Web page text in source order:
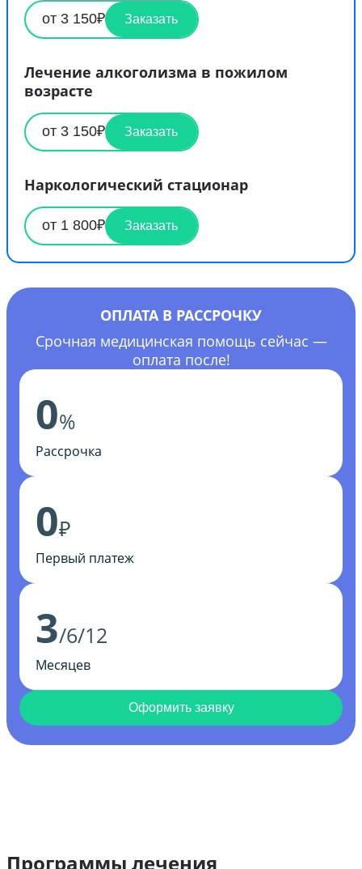
от 3 150₽ Заказать
Лечение алкоголизма в пожилом
возрасте
от 3 150₽ Заказать
Наркологический стационар
от 1 800₽ Заказать
ОПЛАТА В РАССРОЧКУ
Срочная медицинская помощь сейчас —
оплата после!
0%
Рассрочка
0₽
Первый платеж
3/6/12
Месяцев
Оформить заявку
Программы лечения